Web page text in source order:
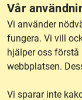
Vår
Vi använder
fungera. Vi vill
hjälper oss förstå
webbplatsen.
Vi sparar inte
RSS
Om